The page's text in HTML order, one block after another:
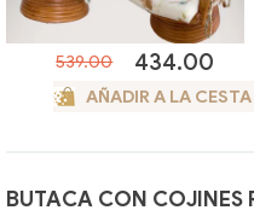
539.00 434.00
AÑADIR A LA CESTA